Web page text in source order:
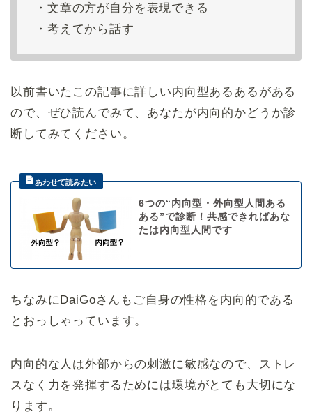
・文章の方が自分を表現できる
・考えてから話す
以前書いたこの記事に詳しい内向型あるあるがある
ので、ぜひ読んでみて、あなたが内向的かどうか診
断してみてください。
6つの“内向型・外向型人間ある
ある”で診断！共感できればあな
たは内向型人間です
ちなみにDaiGoさんもご自身の性格を内向的である
とおっしゃっています。
内向的な人は外部からの刺激に敏感なので、ストレ
スなく力を発揮するためには環境がとても大切にな
ります。